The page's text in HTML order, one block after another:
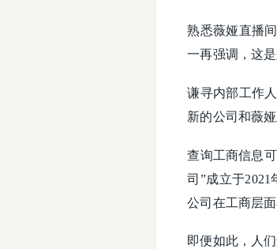
熟悉薇娅直播
一再强调，这
谦寻内部工作
新的公司和薇
查询工商信息
司”成立于
公司在工商层
即便如此，人